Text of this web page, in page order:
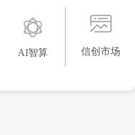
信创市场
AI智算